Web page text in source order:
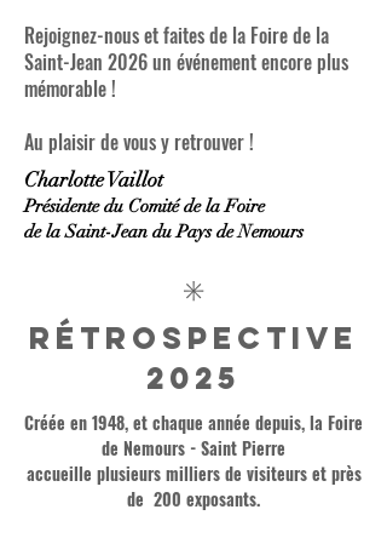
Rejoignez-nous et faites de la Foire de la
Saint-Jean 2026 un événement encore plus
mémorable !
Au plaisir de vous y retrouver !
Charlotte Vaillot
Présidente du Comité de la Foire
de la Saint-Jean du Pays de Nemours
✳️
Rétrospective
2025
Créée en 1948, et chaque année depuis, la Foire
de Nemours - Saint Pierre
accueille plusieurs milliers de visiteurs et près
de 200 exposants.